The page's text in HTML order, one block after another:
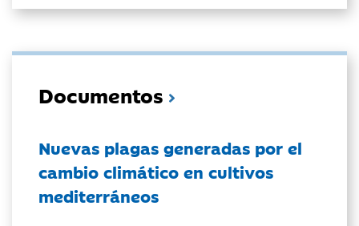
Documentos
Nuevas plagas generadas por el
cambio climático en cultivos
mediterráneos